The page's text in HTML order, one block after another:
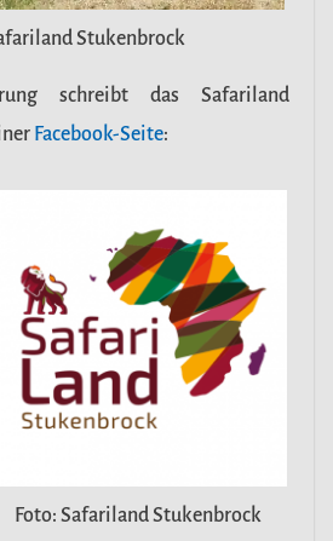
Stukenbrock
schreibt das Safariland
Facebook-Seite:
Foto: Safariland Stukenbrock